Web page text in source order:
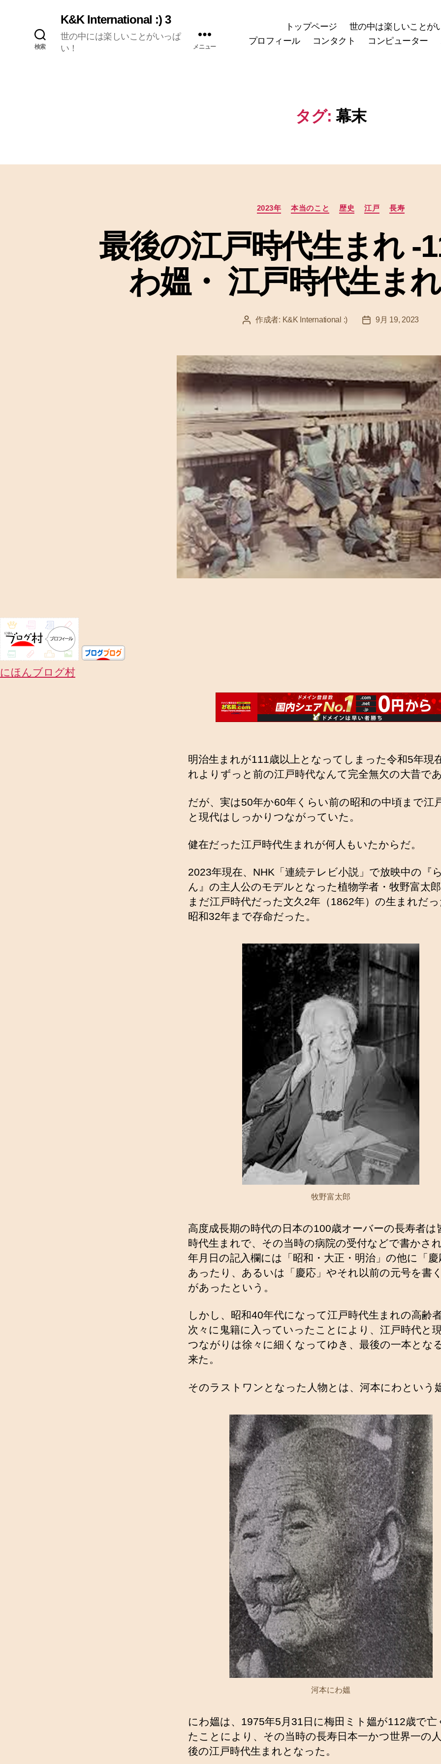
検索
K&K International :) 3
世の中には楽しいことがいっぱ
い！
メニュー
トップページ
世の中は楽しいことが
プロフィール
コンタクト コンピューター
タグ: 幕末
リ
ー
2023年 本当のこと 歴史 江戸 長寿
最後の江戸時代生まれ -
わ媼・ 江戸時代生ま
投 作成者: K&K International :)
投
9月 19, 2023
にほんブログ村
明治生まれが111歳以上となってしまった令和5年現
れよりずっと前の江戸時代なんて完全無欠の大昔であ
だが、実は50年か60年くらい前の昭和の中頃まで江
と現代はしっかりつながっていた。
健在だった江戸時代生まれが何人もいたからだ。
2023年現在、NHK「連続テレビ小説」で放映中の『
ん』の主人公のモデルとなった植物学者・牧野富太
まだ江戸時代だった文久2年（1862年）の生まれだっ
昭和32年まで存命だった。
牧野富太郎
高度成長期の時代の日本の100歳オーバーの長寿者は
時代生まれで、その当時の病院の受付などで書かさ
年月日の記入欄には「昭和・大正・明治」の他に「慶
あったり、あるいは「慶応」やそれ以前の元号を書
があったという。
しかし、昭和40年代になって江戸時代生まれの高齢
次々に鬼籍に入っていったことにより、江戸時代と
つながりは徐々に細くなってゆき、最後の一本とな
来た。
そのラストワンとなった人物とは、河本にわという
河本にわ媼
にわ媼は、1975年5月31日に梅田ミト媼が112歳で亡
たことにより、その当時の長寿日本一かつ世界一の
後の江戸時代生まれとなった。